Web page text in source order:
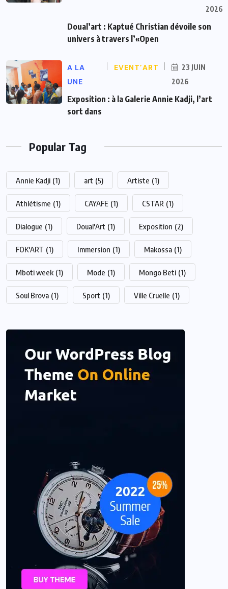
2026
Doual’art : Kaptué Christian dévoile son
univers à travers l’«Open
A LA
UNE
EVENT’ART
23 JUIN
2026
Exposition : à la Galerie Annie Kadji, l’art
sort dans
Popular Tag
Annie Kadji (1) art (5) Artiste (1)
Athlétisme (1) CAYAFE (1) CSTAR (1)
Dialogue (1) Doual'Art (1) Exposition (2)
FOK'ART (1) Immersion (1) Makossa (1)
Mboti week (1) Mode (1) Mongo Beti (1)
Soul Brova (1) Sport (1) Ville Cruelle (1)